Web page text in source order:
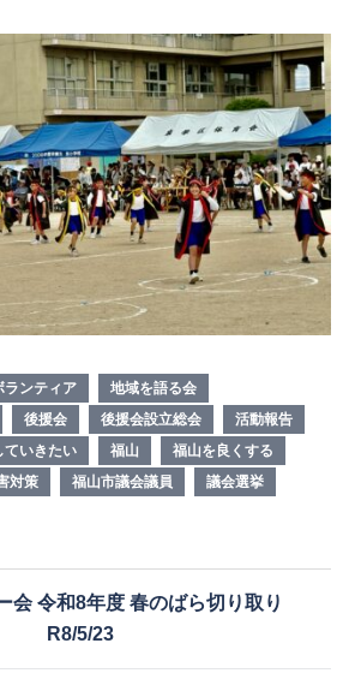
ランティア
地域を語る会
後援会 後援会設立総会
活動報告
ていきたい
福山
福山を良くする
対策 福山市議会議員 議会選挙
会 令和8年度 春のばら切り取り
R8/5/23